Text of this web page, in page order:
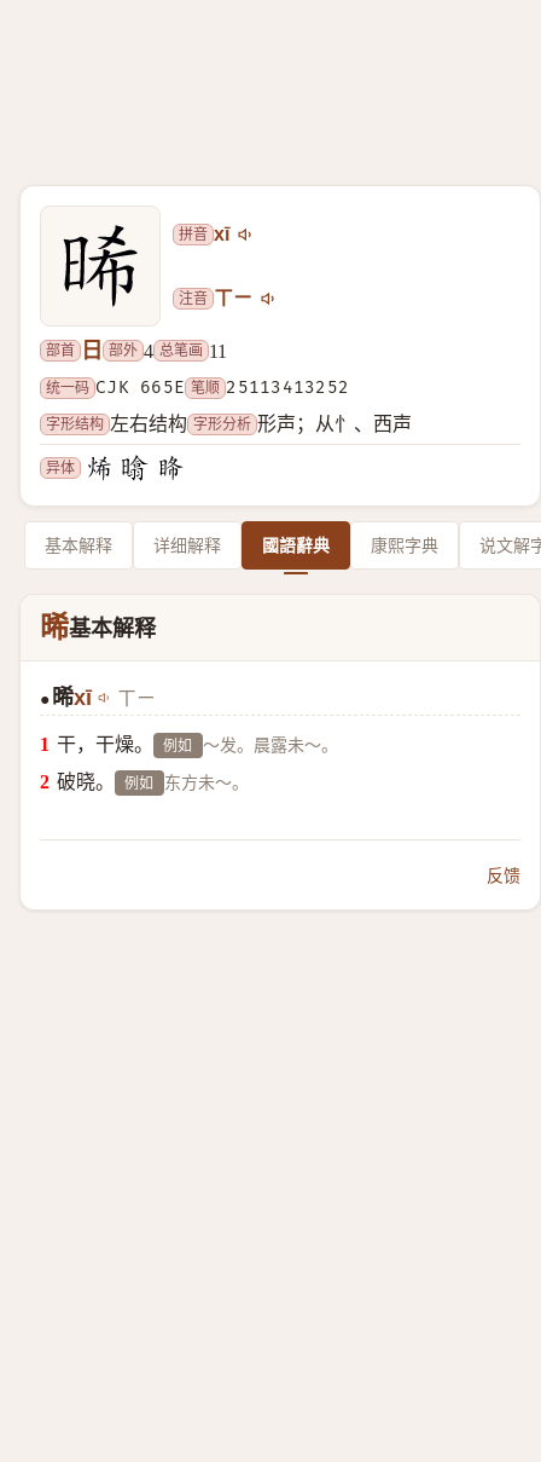
拼音 xī
注音 ㄒㄧ
部首 日 部外 4 总笔画 11
统一码 CJK 665E 笔顺 25113413252
字形结构 左右结构 字形分析 形声；从忄、西声
异体
基本解释 详细解释 國語辭典 康熙字典 说文解
晞基本解释
● 晞xī ㄒㄧ
干，干燥。 例如 ～发。晨露未～。
破晓。 例如 东方未～。
反馈